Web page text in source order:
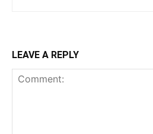
LEAVE A REPLY